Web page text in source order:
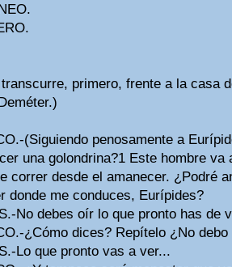
primero, frente a la casa
(Siguiendo penosamente a
una golondrina?1 Este hombre va
correr desde el amanecer. ¿Podré
donde me conduces, Eurípides?
No debes oír lo que pronto has de
¿Cómo dices? Repítelo ¿No debo
Lo que pronto vas a ver...